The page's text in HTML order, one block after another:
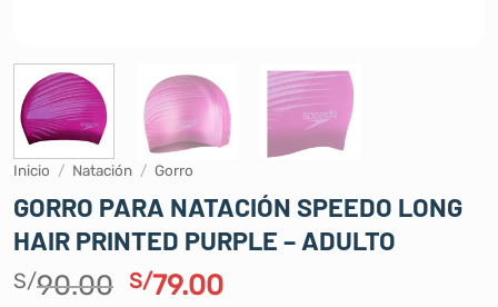
Inicio / Natación / Gorro
GORRO PARA NATACIÓN SPEEDO LONG
HAIR PRINTED PURPLE – ADULTO
S/90.00 El
S/79.00El